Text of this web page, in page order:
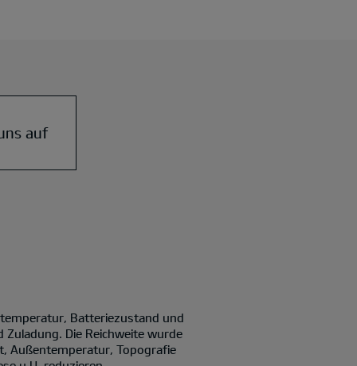
auf
Batteriezustand und
Die Reichweite wurde
Außentemperatur, Topografie